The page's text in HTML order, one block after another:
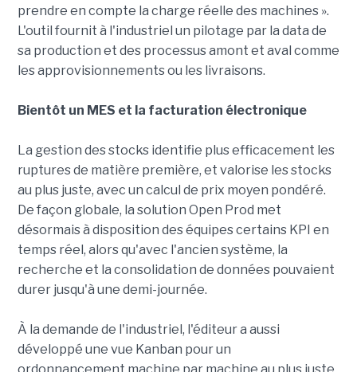
prendre en compte la charge réelle des machines ».
L'outil fournit à l'industriel un pilotage par la data de
sa production et des processus amont et aval comme
les approvisionnements ou les livraisons.
Bientôt un MES et la facturation électronique
La gestion des stocks identifie plus efficacement les
ruptures de matière première, et valorise les stocks
au plus juste, avec un calcul de prix moyen pondéré.
De façon globale, la solution Open Prod met
désormais à disposition des équipes certains KPI en
temps réel, alors qu'avec l'ancien système, la
recherche et la consolidation de données pouvaient
durer jusqu'à une demi-journée.
À la demande de l'industriel, l'éditeur a aussi
développé une vue Kanban pour un